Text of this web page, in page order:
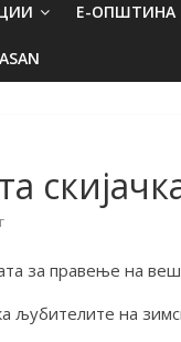
Е-ОПШТИНА
за правење на
љубителите на